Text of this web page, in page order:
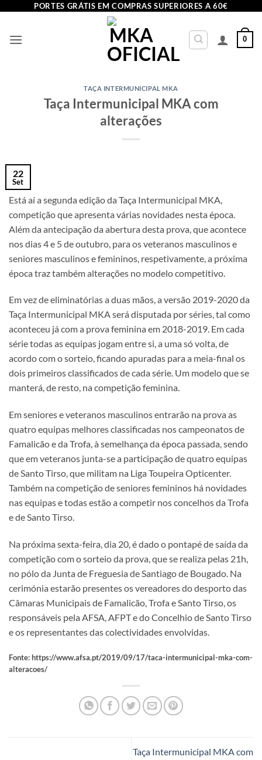
content
PORTES GRÁTIS EM COMPRAS SUPERIORES A 60€
0
TAÇA INTERMUNICIPAL MKA
Taça Intermunicipal MKA com
alterações
22
Set
Está aí a segunda edição da Taça Intermunicipal MKA,
competição que apresenta várias novidades nesta época.
Além da antecipação da abertura desta prova, que acontece
nos dias 4 e 5 de outubro, para os veteranos masculinos e
seniores masculinos e femininos, respetivamente, a próxima
época traz também alterações no modelo competitivo.
Em vez de eliminatórias a duas mãos, a versão 2019-2020 da
Taça Intermunicipal MKA será disputada por séries, tal como
aconteceu já com a prova feminina em 2018-2019. Em cada
série todas as equipas jogam entre si, a uma só volta, de
acordo com o sorteio, ficando apuradas para a meia-final os
dois primeiros classificados de cada série. Um modelo que se
manterá, de resto, na competição feminina.
Em seniores e veteranos masculinos entrarão na prova as
quatro equipas melhores classificadas nos campeonatos de
Famalicão e da Trofa, à semelhança da época passada, sendo
que em veteranos junta-se a participação de quatro equipas
de Santo Tirso, que militam na Liga Toupeira Opticenter.
Também na competição de seniores femininos há novidades
nas equipas e todas estão a competir nos concelhos da Trofa
e de Santo Tirso.
Na próxima sexta-feira, dia 20, é dado o pontapé de saída da
competição com o sorteio da prova, que se realiza pelas 21h,
no pólo da Junta de Freguesia de Santiago de Bougado. Na
cerimónia estarão presentes os vereadores do desporto das
Câmaras Municipais de Famalicão, Trofa e Santo Tirso, os
responsáveis pela AFSA, AFPT e do Concelhio de Santo Tirso
e os representantes das colectividades envolvidas.
Fonte: https://www.afsa.pt/2019/09/17/taca-intermunicipal-mka-com-
alteracoes/
Taça Intermunicipal MKA com